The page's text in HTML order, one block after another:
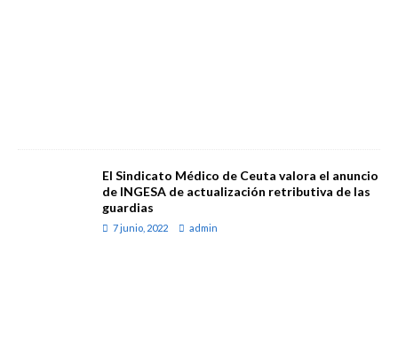
El Sindicato Médico de Ceuta valora el anuncio
de INGESA de actualización retributiva de las
guardias
7 junio, 2022 admin